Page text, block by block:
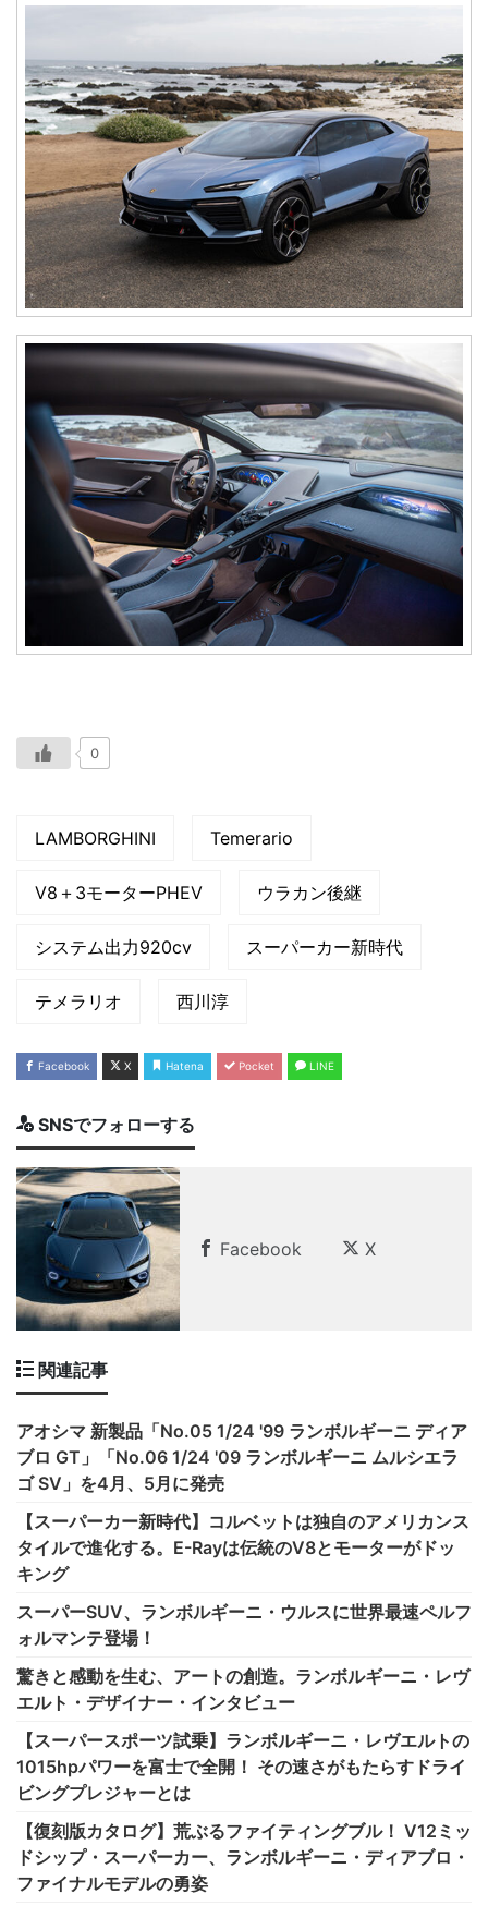
0
LAMBORGHINI Temerario
V8＋3モーターPHEV ウラカン後継
システム出力920cv スーパーカー新時代
テメラリオ 西川淳
Facebook X Hatena Pocket LINE
SNSでフォローする
Facebook X
関連記事
アオシマ 新製品「No.05 1/24 '99 ランボルギーニ ディア
ブロ GT」「No.06 1/24 '09 ランボルギーニ ムルシエラ
ゴ SV」を4月、5月に発売
【スーパーカー新時代】コルベットは独自のアメリカンス
タイルで進化する。E-Rayは伝統のV8とモーターがドッ
キング
スーパーSUV、ランボルギーニ・ウルスに世界最速ペルフ
ォルマンテ登場！
驚きと感動を生む、アートの創造。ランボルギーニ・レヴ
エルト・デザイナー・インタビュー
【スーパースポーツ試乗】ランボルギーニ・レヴエルトの
1015hpパワーを富士で全開！ その速さがもたらすドライ
ビングプレジャーとは
【復刻版カタログ】荒ぶるファイティングブル！ V12ミッ
ドシップ・スーパーカー、ランボルギーニ・ディアブロ・
ファイナルモデルの勇姿